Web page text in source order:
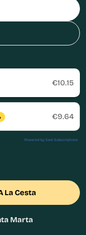
€10.15
€9.64
Powered by Seal Subscriptions
Colombia Sierra
Café
La Cesta
Marta